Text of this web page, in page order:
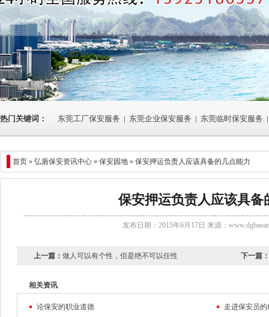
热门关键词： 东莞工厂保安服务 | 东莞企业保安服务 | 东莞临时保安服务 |
首页 » 弘盾保安资讯中心 » 保安园地 » 保安押运负责人应该具备的几点能力
保安押运负责人应该具备
发布日期：2015年6月17日 来源：
上一篇： 做人可以有个性，但是绝不可以任性 下一篇：
相关资讯
论保安的职业道德
走进保安员